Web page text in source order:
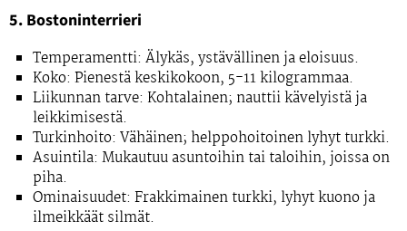
5. Bostoninterrieri
Temperamentti: Älykäs, ystävällinen ja eloisuus.
Koko: Pienestä keskikokoon, 5-11 kilogrammaa.
Liikunnan tarve: Kohtalainen; nauttii kävelyistä ja
leikkimisestä.
Turkinhoito: Vähäinen; helppohoitoinen lyhyt turkki.
Asuintila: Mukautuu asuntoihin tai taloihin, joissa on
piha.
Ominaisuudet: Frakkimainen turkki, lyhyt kuono ja
ilmeikkäät silmät.